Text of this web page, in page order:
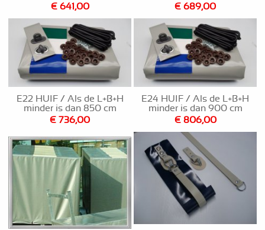
€ 641,00
€ 689,00
E22 HUIF / Als de L+B+H
minder is dan 850 cm
€ 736,00
E24 HUIF / Als de L+B+H
minder is dan 900 cm
€ 806,00